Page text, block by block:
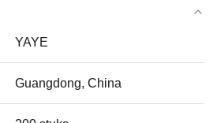
YAYE
Guangdong, China